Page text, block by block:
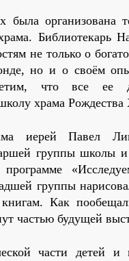
была организована
Библиотекарь
не только о
но и о своём
что все ее
храма Рождества
иерей Павел
группы школы
программе
группы
Как
частью будущей
части детей и